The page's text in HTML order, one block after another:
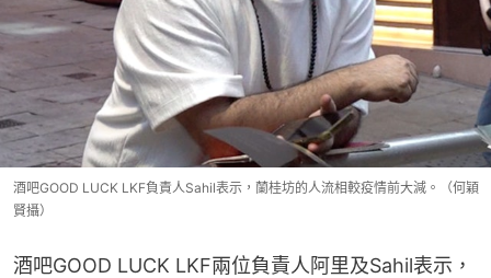
酒吧GOOD LUCK LKF負責人Sahil表示，蘭桂坊的人流相較疫情前大減。（何穎
賢攝）
酒吧GOOD LUCK LKF兩位負責人阿里及Sahil表示，